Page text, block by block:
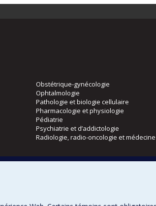
Obstétrique-gynécologie
Ophtalmologie
Pathologie et biologie cellulaire
Pharmacologie et physiologie
Pédiatrie
Psychiatrie et d’addictologie
Radiologie, radio-oncologie et